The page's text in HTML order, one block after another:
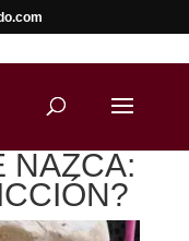
NAZCA: